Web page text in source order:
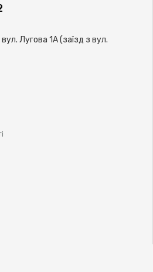
Лугова 1А (заїзд з вул.